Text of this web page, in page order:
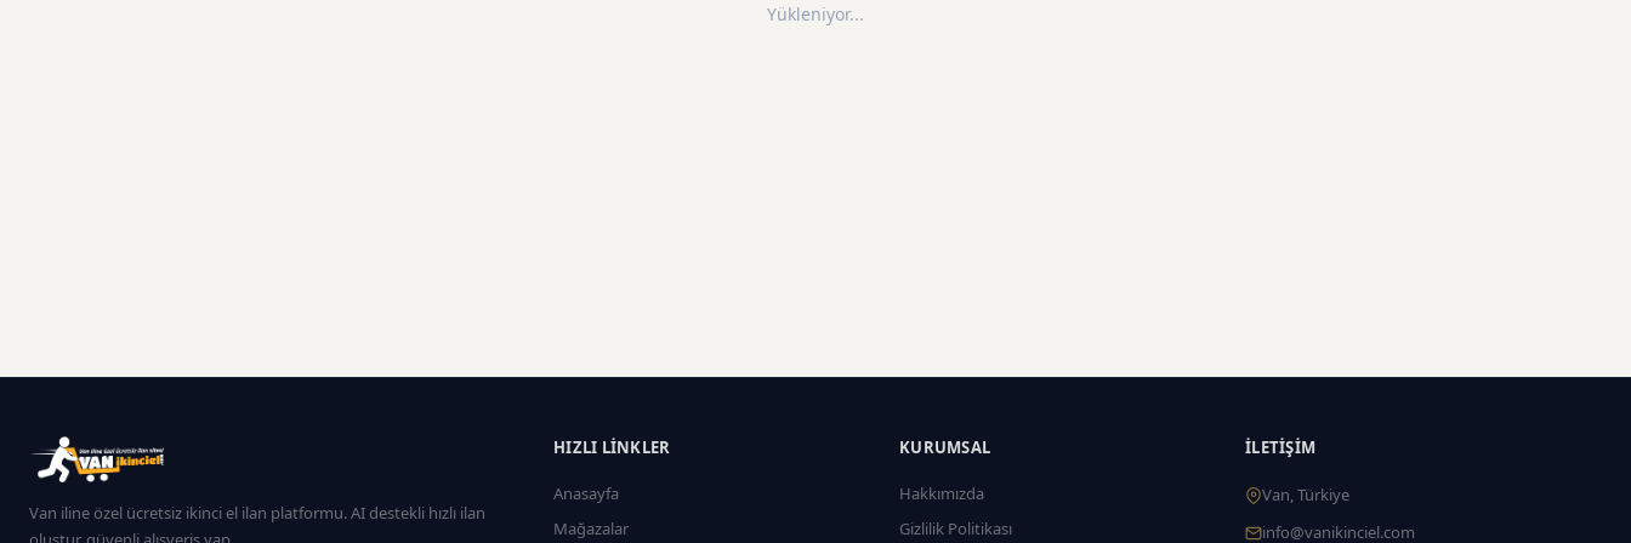
Yükleniyor...
Van iline özel ücretsiz ikinci el ilan platformu. AI destekli hızlı ilan
HIZLI LINKLER
Anasayfa
Mağazalar
KURUMSAL
Hakkımızda
Gizlilik Politikası
İLETIŞIM
Van, Türkiye
info@vanikinciel.com